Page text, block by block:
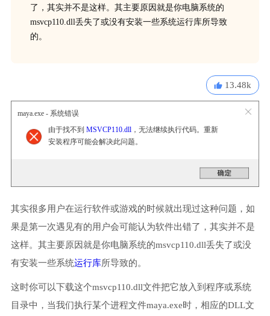
了，其实并不是这样。其主要原因就是你电脑系统的
msvcp110.dll丢失了或没有安装一些系统运行库所导致
的。
13.48k
maya.exe - 系统错误
由于找不到 MSVCP110.dll，无法继续执行代码。重新
安装程序可能会解决此问题。
其实很多用户在运行软件或游戏的时候就出现过这种问题，如
果是第一次遇见有的用户会可能认为软件出错了，其实并不是
这样。其主要原因就是你电脑系统的msvcp110.dll丢失了或没
有安装一些系统运行库所导致的。
这时你可以下载这个msvcp110.dll文件把它放入到程序或系统
目录中，当我们执行某个进程文件maya.exe时，相应的DLL文